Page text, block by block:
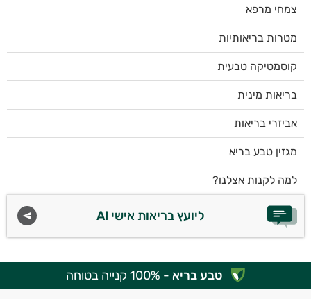
צמחי מרפא
מטרות בריאותיות
קוסמטיקה טבעית
בריאות מינית
אביזרי בריאות
מגזין טבע בריא
למה לקנות אצלנו?
ליועץ בריאות אישי AI
טבע בריא - 100% קנייה בטוחה